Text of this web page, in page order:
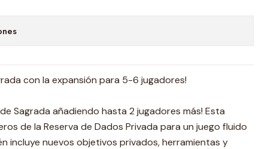
con la expansión para 5-6 jugadores!
Sagrada añadiendo hasta 2 jugadores más! Esta
de la Reserva de Dados Privada para un juego fluido
incluye nuevos objetivos privados, herramientas y